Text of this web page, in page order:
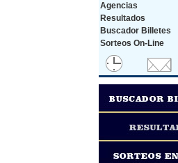
Agencias
Resultados
Buscador Billetes
Sorteos On-Line